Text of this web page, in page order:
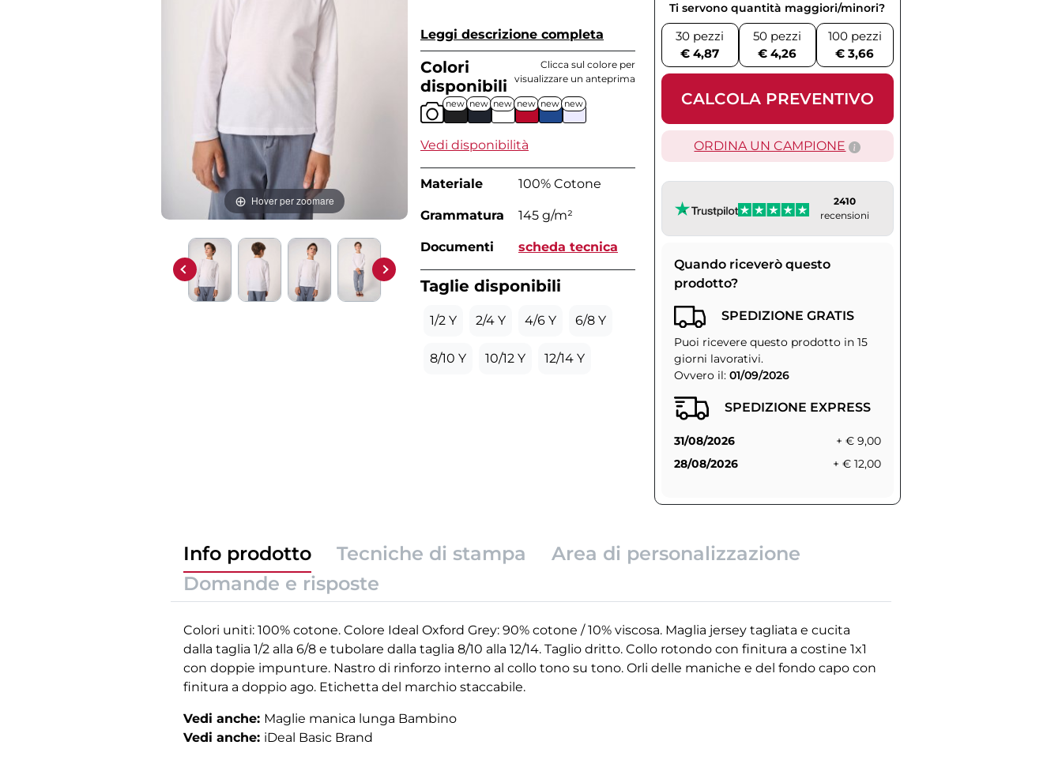
Hover per zoomare
Leggi descrizione completa
Colori
disponibili
Clicca sul colore per
visualizzare un anteprima
new new new new new new
Vedi disponibilità
Materiale 100% Cotone
Grammatura 145 g/m²
Documenti scheda tecnica
Taglie disponibili
1/2 Y 2/4 Y 4/6 Y 6/8 Y
8/10 Y 10/12 Y 12/14 Y
Ti servono quantità maggiori/minori?
30 pezzi
€ 4,87
50 pezzi
€ 4,26
100 pezzi
€ 3,66
CALCOLA PREVENTIVO
ORDINA UN CAMPIONE
2410
recensioni
Quando riceverò questo
prodotto?
SPEDIZIONE GRATIS
Puoi ricevere questo prodotto in 15
giorni lavorativi.
Ovvero il: 01/09/2026
SPEDIZIONE EXPRESS
31/08/2026
+ € 9,00
28/08/2026
+ € 12,00
Info prodotto Tecniche di stampa
Area di personalizzazione
Domande e risposte
Colori uniti: 100% cotone. Colore Ideal Oxford Grey: 90% cotone / 10% viscosa. Maglia jersey tagliata e cucita
dalla taglia 1/2 alla 6/8 e tubolare dalla taglia 8/10 alla 12/14. Taglio dritto. Collo rotondo con finitura a costine 1x1
con doppie impunture. Nastro di rinforzo interno al collo tono su tono. Orli delle maniche e del fondo capo con
finitura a doppio ago. Etichetta del marchio staccabile.
Vedi anche: Maglie manica lunga Bambino
Vedi anche: iDeal Basic Brand